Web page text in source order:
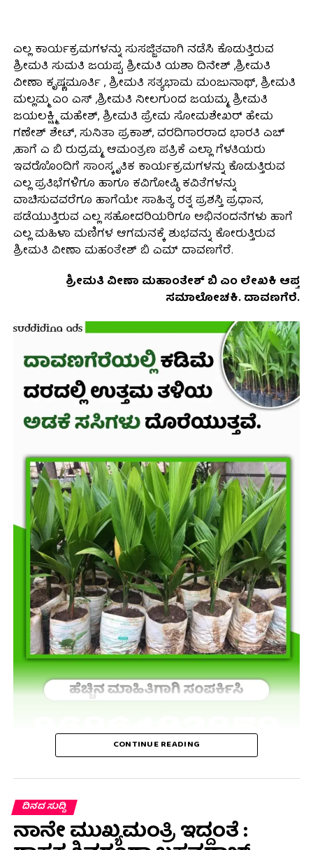
ಎಲ್ಲ ಕಾರ್ಯಕ್ರಮಗಳನ್ನು ಸುಸಜ್ಜಿತವಾಗಿ ನಡೆಸಿ ಕೊಡುತ್ತಿರುವ
ಶ್ರೀಮತಿ ಸುಮತಿ ಜಯಪ್ಪ, ಶ್ರೀಮತಿ ಯಶಾ ದಿನೇಶ್ ,ಶ್ರೀಮತಿ
ವೀಣಾ ಕೃಷ್ಣಮೂರ್ತಿ , ಶ್ರೀಮತಿ ಸತ್ಯಭಾಮ ಮಂಜುನಾಥ್, ಶ್ರೀಮತಿ
ಮಲ್ಲಮ್ಮ ಎಂ ಎಸ್ ,ಶ್ರೀಮತಿ ನೀಲಗುಂದ ಜಯಮ್ಮ, ಶ್ರೀಮತಿ
ಜಯಲಕ್ಷ್ಮಿ ಮಹೇಶ್, ಶ್ರೀಮತಿ ಪ್ರೇಮ ಸೋಮಶೇಖರ್ ಹೇಮ
ಗಣೇಶ್ ಶೇಟ್, ಸುನಿತಾ ಪ್ರಕಾಶ್, ವರದಿಗಾರರಾದ ಭಾರತಿ ಎಚ್
,ಹಾಗೆ ಎ ಬಿ ರುದ್ರಮ್ಮ, ಆಮಂತ್ರಣ ಪತ್ರಿಕೆ ಎಲ್ಲಾ ಗೆಳತಿಯರು
ಇವರೊೊಂದಿಗೆ ಸಾಂಸ್ಕೃತಿಕ ಕಾರ್ಯಕ್ರಮಗಳನ್ನು ಕೊಡುತ್ತಿರುವ
ಎಲ್ಲ ಪ್ರತಿಭೆಗಳಿಗೂ ಹಾಗೂ ಕವಿಗೋಷ್ಠಿ ಕವಿತೆಗಳನ್ನು
ವಾಚಿಸುವವರೆಗೂ ಹಾಗೆಯೇ ಸಾಹಿತ್ಯ ರತ್ನ ಪ್ರಶಸ್ತಿ ಪ್ರಧಾನ,
ಪಡೆಯುತ್ತಿರುವ ಎಲ್ಲ ಸಹೋದರಿಯರಿಗೂ ಅಭಿನಂದನೆಗಳು ಹಾಗೆ
ಎಲ್ಲ ಮಹಿಳಾ ಮಣಿಗಳ ಆಗಮನಕ್ಕೆ ಶುಭವನ್ನು ಕೋರುತ್ತಿರುವ
ಶ್ರೀಮತಿ ವೀಣಾ ಮಹಂತೇಶ್ ಬಿ ಎಮ್ ದಾವಣಗೆರೆ.
ಶ್ರೀಮತಿ ವೀಣಾ ಮಹಾಂತೇಶ್ ಬಿ ಎಂ ಲೇಖಕಿ ಆಪ್ತ
ಸಮಾಲೋಚಕಿ. ದಾವಣಗೆರೆ.
CONTINUE READING
ದಿನದ ಸುದ್ದಿ
ನಾನೇ ಮುಖ್ಯಮಂತ್ರಿ ಇದ್ದಂತೆ :